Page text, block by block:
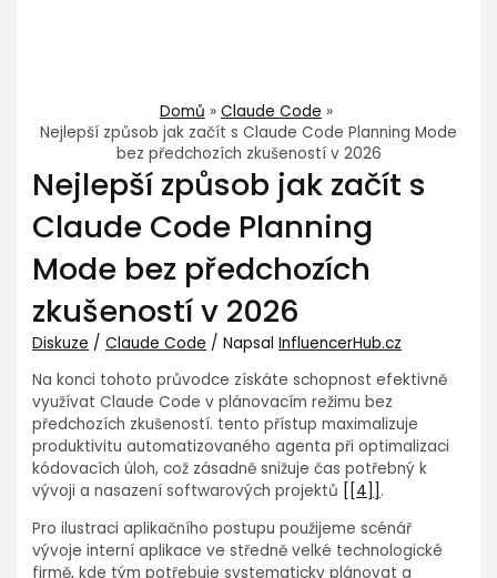
Domů
Claude Code
Nejlepší způsob jak začít s Claude Code Planning Mode
bez předchozích zkušeností v 2026
Nejlepší způsob jak začít s
Claude Code Planning
Mode bez předchozích
zkušeností v 2026
Diskuze /Claude Code / NapsalInfluencerHub.cz
Na konci tohoto průvodce získáte schopnost ⁢efektivně
využívat Claude Code v plánovacím režimu bez
předchozích zkušeností. tento přístup maximalizuje
produktivitu automatizovaného agenta při optimalizaci
kódovacích úloh, což zásadně snižuje čas potřebný k
vývoji a nasazení softwarových projektů [[4]] .
Pro ilustraci⁢ aplikačního postupu použijeme scénář
vývoje interní aplikace ve středně velké technologické
firmě, kde tým potřebuje systematicky plánovat a